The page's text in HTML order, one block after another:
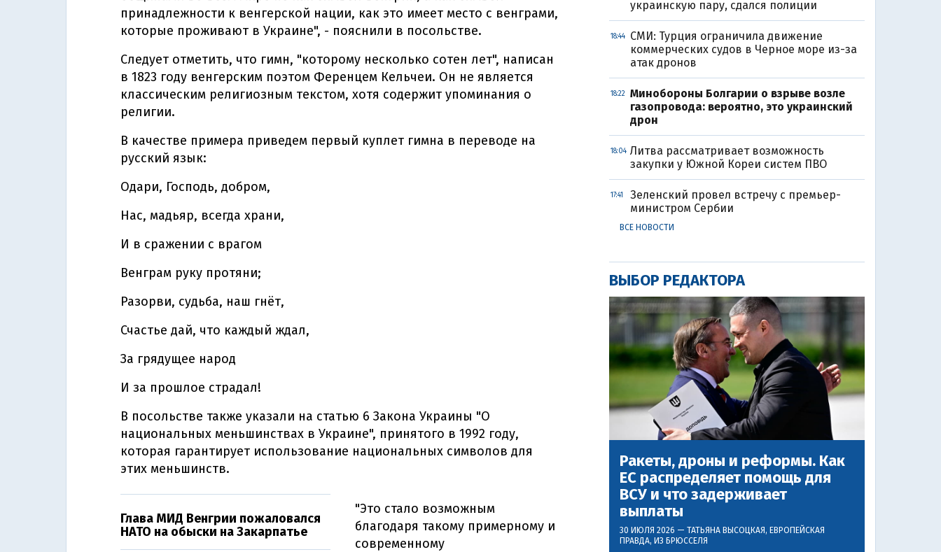
принадлежности к венгерской нации, как это имеет место с венграми,
которые проживают в Украине", - пояснили в посольстве.
Следует отметить, что гимн, "которому несколько сотен лет", написан
в 1823 году венгерским поэтом Ференцем Кельчеи. Он не является
классическим религиозным текстом, хотя содержит упоминания о
религии.
В качестве примера приведем первый куплет гимна в переводе на
русский язык:
Одари, Господь, добром,
Нас, мадьяр, всегда храни,
И в сражении с врагом
Венграм руку протяни;
Разорви, судьба, наш гнёт,
Счастье дай, что каждый ждал,
За грядущее народ
И за прошлое страдал!
В посольстве также указали на статью 6 Закона Украины "О
национальных меньшинствах в Украине", принятого в 1992 году,
которая гарантирует использование национальных символов для
этих меньшинств.
Глава МИД Венгрии пожаловался
НАТО на обыски на Закарпатье
"Это стало возможным
благодаря такому примерному и
современному
украинскую пару, сдался полиции
18:44
СМИ: Турция ограничила движение
коммерческих судов в Черное море из-за
атак дронов
18:22
Минобороны Болгарии о взрыве возле
газопровода: вероятно, это украинский
дрон
18:04 Литва рассматривает возможность
закупки у Южной Кореи систем ПВО
17:41
Зеленский провел встречу с премьер-
министром Сербии
ВСЕ НОВОСТИ
ВЫБОР РЕДАКТОРА
Ракеты, дроны и реформы. Как
ЕС распределяет помощь для
ВСУ и что задерживает
выплаты
30 ИЮЛЯ 2026 — ТАТЬЯНА ВЫСОЦКАЯ, ЕВРОПЕЙСКАЯ
ПРАВДА, ИЗ БРЮССЕЛЯ